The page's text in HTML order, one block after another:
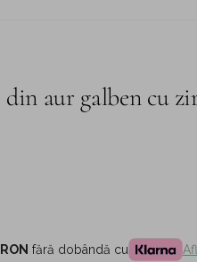
aur galben cu
fără dobândă cu